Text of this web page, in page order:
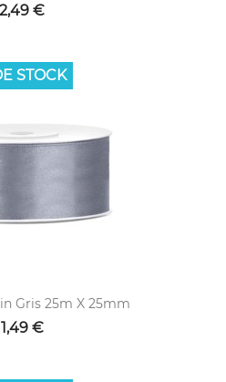
2,49 €
Gris 25m X 25mm
1,49 €
STOCK